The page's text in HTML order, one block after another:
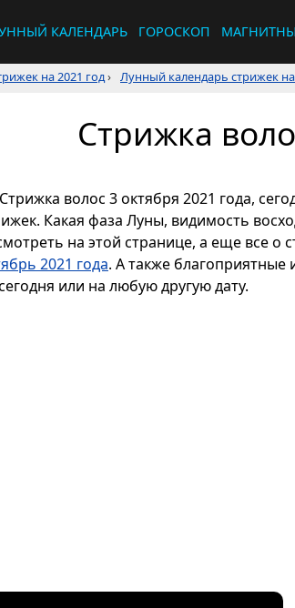
КАЛЕНДАРЬ ГОРОСКОП
на 2021 год› Лунный календарь стрижек
Стрижка
Стрижка волос 3 октября 2021 года,
Какая фаза Луны, видимость
на этой странице, а еще все о
2021 года. А также
или на любую другую дату.